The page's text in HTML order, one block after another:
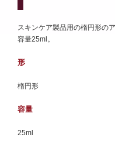
スキンケア製品用の楕円形の
容量25ml。
形
楕円形
容量
25ml